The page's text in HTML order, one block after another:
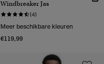
Windbreaker Jas
(4)
Meer beschikbare kleuren
€119,99